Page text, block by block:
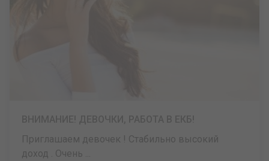
Приглашаем девочек ! Стабильно высокий
доход . Очень ...